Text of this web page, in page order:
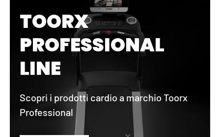
TOORX
PROFESSIONAL
LINE
Scopri i prodotti cardio a marchio Toorx
Professional